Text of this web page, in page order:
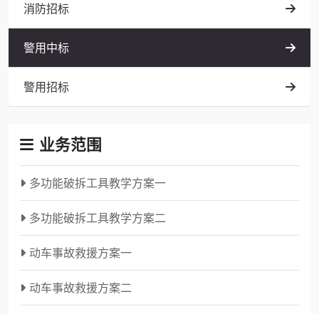
消防招标
警用中标
警用招标
业务范围
多功能破拆工具教学方案一
多功能破拆工具教学方案二
动车事故救援方案一
动车事故救援方案二